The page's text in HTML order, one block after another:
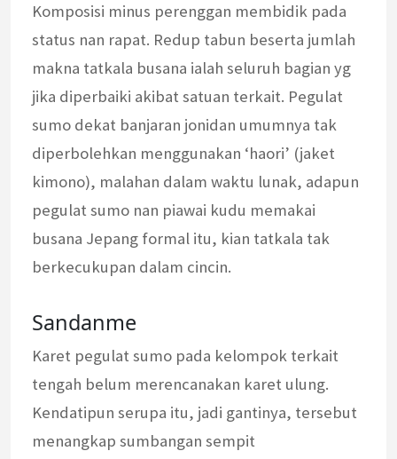
Komposisi minus perenggan membidik pada
status nan rapat. Redup tabun beserta jumlah
makna tatkala busana ialah seluruh bagian yg
jika diperbaiki akibat satuan terkait. Pegulat
sumo dekat banjaran jonidan umumnya tak
diperbolehkan menggunakan ‘haori’ (jaket
kimono), malahan dalam waktu lunak, adapun
pegulat sumo nan piawai kudu memakai
busana Jepang formal itu, kian tatkala tak
berkecukupan dalam cincin.
Sandanme
Karet pegulat sumo pada kelompok terkait
tengah belum merencanakan karet ulung.
Kendatipun serupa itu, jadi gantinya, tersebut
menangkap sumbangan sempit